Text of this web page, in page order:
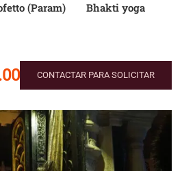
(Param) Bhakti yoga
CONTACTAR PARA SOLICITAR